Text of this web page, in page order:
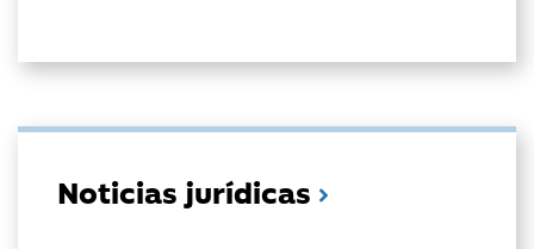
Noticias jurídicas